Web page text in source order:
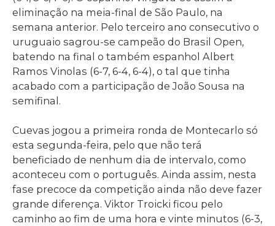
eliminação na meia-final de São Paulo, na
semana anterior. Pelo terceiro ano consecutivo o
uruguaio sagrou-se campeão do Brasil Open,
batendo na final o também espanhol Albert
Ramos Vinolas (6-7, 6-4, 6-4), o tal que tinha
acabado com a participação de João Sousa na
semifinal.
Cuevas jogou a primeira ronda de Montecarlo só
esta segunda-feira, pelo que não terá
beneficiado de nenhum dia de intervalo, como
aconteceu com o português. Ainda assim, nesta
fase precoce da competição ainda não deve fazer
grande diferença. Viktor Troicki ficou pelo
caminho ao fim de uma hora e vinte minutos (6-3,